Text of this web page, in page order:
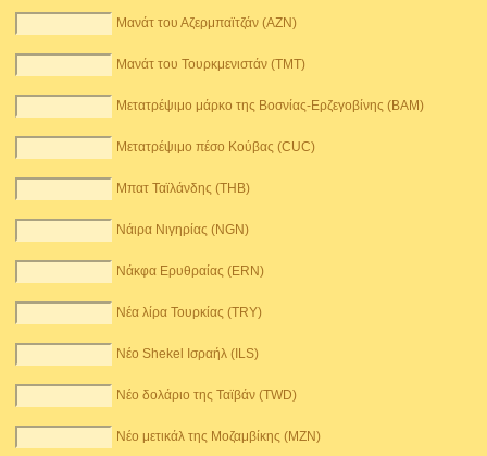
Μανάτ του Αζερμπαϊτζάν (AZN)
Μανάτ του Τουρκμενιστάν (TMT)
Μετατρέψιμο μάρκο της Βοσνίας-Ερζεγοβίνης (BAM)
Μετατρέψιμο πέσο Κούβας (CUC)
Μπατ Ταϊλάνδης (THB)
Νάιρα Νιγηρίας (NGN)
Νάκφα Ερυθραίας (ERN)
Νέα λίρα Τουρκίας (TRY)
Νέο Shekel Ισραήλ (ILS)
Νέο δολάριο της Ταϊβάν (TWD)
Νέο μετικάλ της Μοζαμβίκης (MZN)